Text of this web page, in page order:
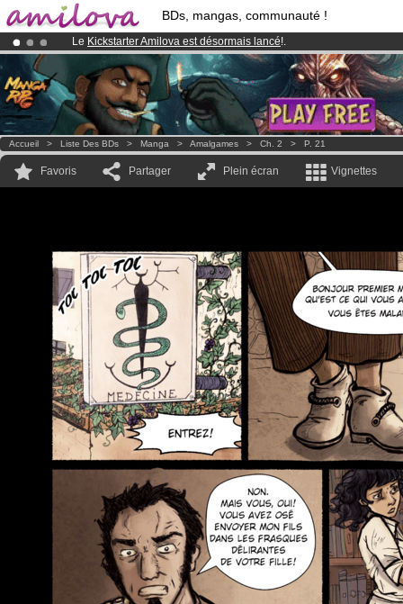
BDs, mangas, communauté !
Le Kickstarter Amilova est désormais lancé!.
Abonnement premium: à partir de3.95 eurospar mois !Clique ici
Déjà 100000membreset 1000BDs & Mangas!
Accueil > Liste Des BDs > Manga > Amalgames > Ch. 2 > P. 21
Favoris Partager Plein écran Vignettes